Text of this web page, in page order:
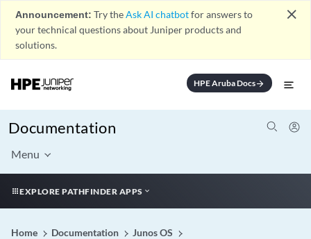
Announcement: Try theAsk AI chatbotfor answers to
your technical questions about Juniper products and
solutions.
close
HPE Aruba Docsarrow_forward
Documentation
Menu
EXPLORE PATHFINDER APPS
Home Documentation
Junos OS